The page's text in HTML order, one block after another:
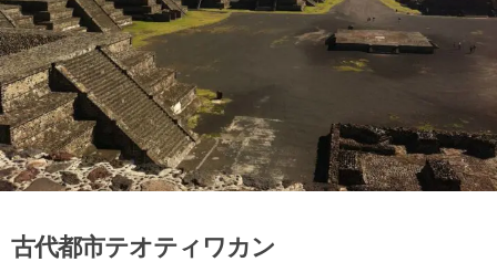
古代都市テオティワカン